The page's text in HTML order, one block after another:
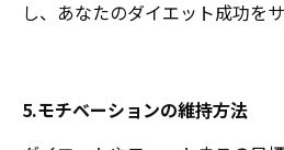
し、あなたのダイエット成功を
5.モチベーションの維持方法